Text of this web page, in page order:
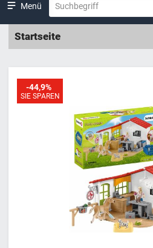
Menü
Startseite
-44,9%
SIE SPAREN